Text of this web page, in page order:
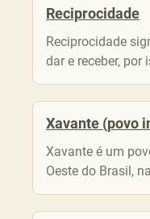
Reciprocidade
Reciprocidade
dar e receber,
Xavante (povo
Xavante é um
Oeste do Brasil,